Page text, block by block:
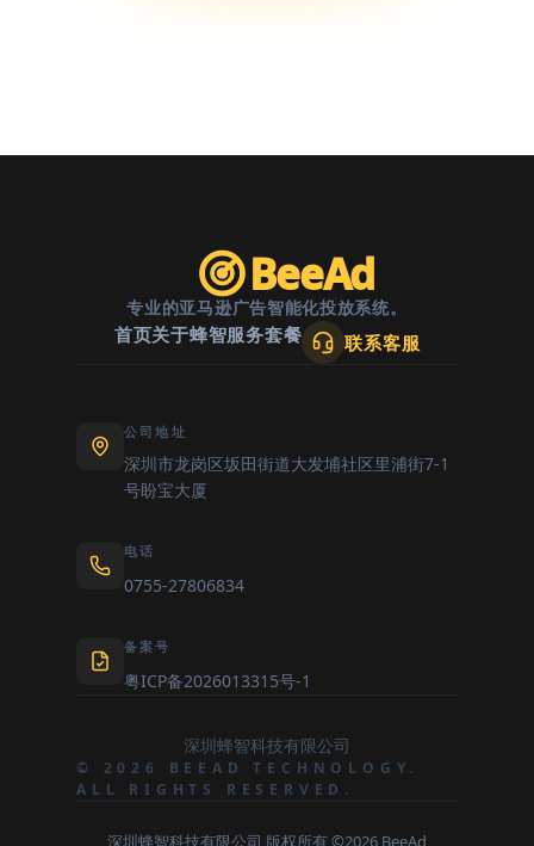
止一
BeeAd
专业的亚马逊广告智能化投放系统。
首页关于蜂智服务套餐 联系客服
公司地址
深圳市龙岗区坂田街道大发埔社区里浦街7-1
号盼宝大厦
电话
0755-27806834
备案号
粤ICP备2026013315号-1
深圳蜂智科技有限公司
© 2026 BEEAD TECHNOLOGY.
ALL RIGHTS RESERVED.
深圳蜂智科技有限公司 版权所有 ©2026 BeeAd